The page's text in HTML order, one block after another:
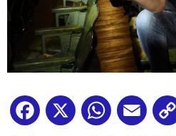
Facebook
X WhatsApp
Email